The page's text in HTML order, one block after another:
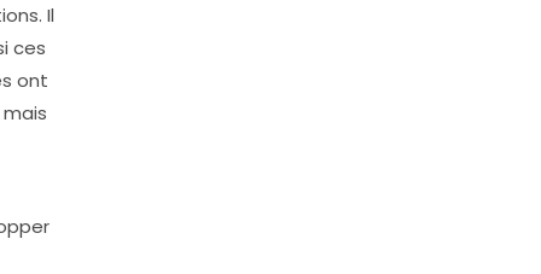
Il
ces
ont